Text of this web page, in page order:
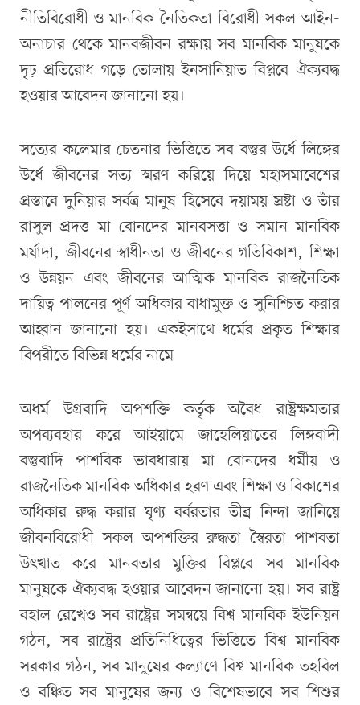
নীতিবিরোধী ও মানবিক নৈতিকতা বিরোধী সকল আইন-
অনাচার থেকে মানবজীবন রক্ষায় সব মানবিক মানুষকে
দৃঢ় প্রতিরোধ গড়ে তোলায় ইনসানিয়াত বিপ্লবে ঐক্যবদ্ধ
হওয়ার আবেদন জানানো হয়।
সত্যের কলেমার চেতনার ভিত্তিতে সব বস্তুর উর্ধে লিঙ্গের
উর্ধে জীবনের সত্য স্মরণ করিয়ে দিয়ে মহাসমাবেশের
প্রস্তাবে দুনিয়ার সর্বত্র মানুষ হিসেবে দয়াময় স্রষ্টা ও তাঁর
রাসুল প্রদত্ত মা বোনদের মানবসত্তা ও সমান মানবিক
মর্যাদা, জীবনের স্বাধীনতা ও জীবনের গতিবিকাশ, শিক্ষা
ও উন্নয়ন এবং জীবনের আত্মিক মানবিক রাজনৈতিক
দায়িত্ব পালনের পূর্ণ অধিকার বাধামুক্ত ও সুনিশ্চিত করার
আহ্বান জানানো হয়। একইসাথে ধর্মের প্রকৃত শিক্ষার
বিপরীতে বিভিন্ন ধর্মের নামে
অধর্ম উগ্রবাদি অপশক্তি কর্তৃক অবৈধ রাষ্ট্রক্ষমতার
অপব্যবহার করে আইয়ামে জাহেলিয়াতের লিঙ্গবাদী
বস্তুবাদি পাশবিক ভাবধারায় মা বোনদের ধর্মীয় ও
রাজনৈতিক মানবিক অধিকার হরণ এবং শিক্ষা ও বিকাশের
অধিকার রুদ্ধ করার ঘৃণ্য বর্বরতার তীব্র নিন্দা জানিয়ে
জীবনবিরোধী সকল অপশক্তির রুদ্ধতা স্বৈরতা পাশবতা
উৎখাত করে মানবতার মুক্তির বিপ্লবে সব মানবিক
মানুষকে ঐক্যবদ্ধ হওয়ার আবেদন জানানো হয়। সব রাষ্ট্র
বহাল রেখেও সব রাষ্ট্রের সমন্বয়ে বিশ্ব মানবিক ইউনিয়ন
গঠন, সব রাষ্ট্রের প্রতিনিধিত্বের ভিত্তিতে বিশ্ব মানবিক
সরকার গঠন, সব মানুষের কল্যাণে বিশ্ব মানবিক তহবিল
ও বঞ্চিত সব মানুষের জন্য ও বিশেষভাবে সব শিশুর